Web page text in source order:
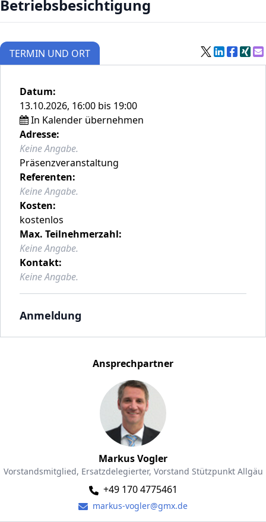
Betriebsbesichtigung
TERMIN UND ORT
Datum:
13.10.2026, 16:00 bis 19:00
In Kalender übernehmen
Adresse:
Keine Angabe.
Präsenzveranstaltung
Referenten:
Keine Angabe.
Kosten:
kostenlos
Max. Teilnehmerzahl:
Keine Angabe.
Kontakt:
Keine Angabe.
Anmeldung
Ansprechpartner
Markus Vogler
Vorstandsmitglied, Ersatzdelegierter, Vorstand Stützpunkt Allgäu
+49 170 4775461
markus-vogler@gmx.de